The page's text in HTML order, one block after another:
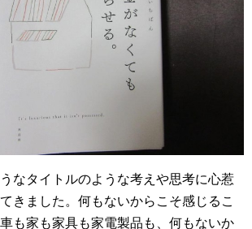
なタイトルのような考えや思考に心惹
きました。何もないからこそ感じるこ
も家も家具も家電製品も、何もないか